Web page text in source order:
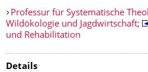
Professur für Systematische
Wildökologie und Jagdwirtschaft;
und Rehabilitation
Details